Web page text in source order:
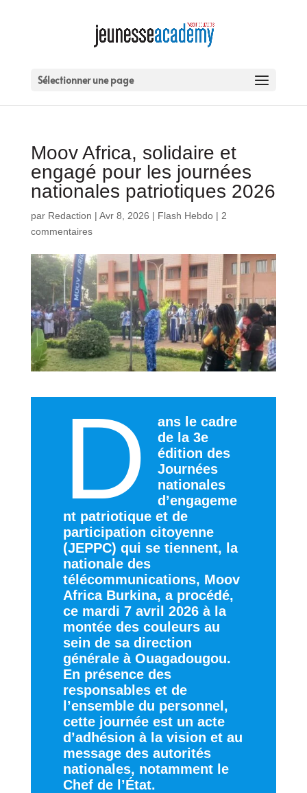
Sélectionner une page
Moov Africa, solidaire et
engagé pour les journées
nationales patriotiques 2026
par Redaction | Avr 8, 2026 | Flash Hebdo| 2
commentaires
D
ans le cadre
de la 3e
édition des
Journées
nationales
d’engageme
nt patriotique et de
participation citoyenne
(JEPPC) qui se tiennent, la
nationale des
télécommunications, Moov
Africa Burkina, a procédé,
ce mardi 7 avril 2026 à la
montée des couleurs au
sein de sa direction
générale à Ouagadougou.
En présence des
responsables et de
l’ensemble du personnel,
cette journée est un acte
d’adhésion à la vision et au
message des autorités
nationales, notamment le
Chef de l’État.